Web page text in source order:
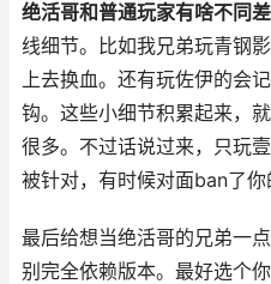
绝活哥和普通玩家有啥不同差
线细节。比如我兄弟玩青钢
上去换血。还有玩佐伊的会
钩。这些小细节积累起来，
很多。不过话说过来，只玩
被针对，有时候对面ban了你
最后给想当绝活哥的兄弟一
别完全依赖版本。最好选个